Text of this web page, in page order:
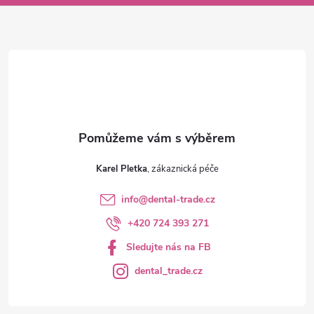
Karel Pletka
info@dental-trade.cz
+420 724 393 271
Sledujte nás na FB
dental_trade.cz